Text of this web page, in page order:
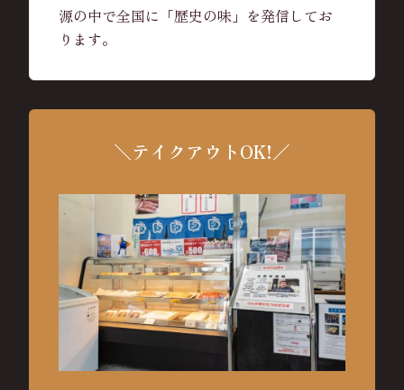
源の中で全国に「歴史の味」を発信してお
ります。
＼テイクアウトOK!／